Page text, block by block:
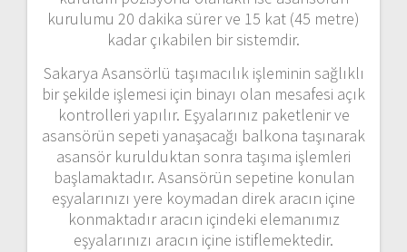
kurulumu 20 dakika sürer ve 15 kat (45 metre)
kadar çıkabilen bir sistemdir.
Sakarya Asansörlü taşımacılık işleminin sağlıklı
bir şekilde işlemesi için binayı olan mesafesi açık
kontrolleri yapılır. Eşyalarınız paketlenir ve
asansörün sepeti yanaşacağı balkona taşınarak
asansör kurulduktan sonra taşıma işlemleri
başlamaktadır. Asansörün sepetine konulan
eşyalarınızı yere koymadan direk aracın içine
konmaktadır aracın içindeki elemanımız
eşyalarınızı aracın içine istiflemektedir.